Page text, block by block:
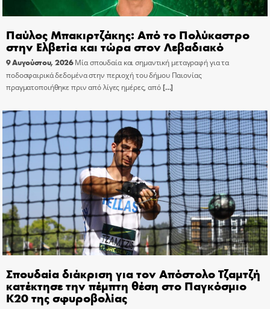
Παύλος Μπακιρτζάκης: Από το Πολύκαστρο
στην Ελβετία και τώρα στον Λεβαδιακό
9 Αυγούστου, 2026 Μία σπουδαία και σημαντική μεταγραφή για τα
ποδοσφαιρικά δεδομένα στην περιοχή του δήμου Παιονίας
πραγματοποιήθηκε πριν από λίγες ημέρες, από[…]
Σπουδαία διάκριση για τον Απόστολο Τζαμτζή
κατέκτησε την πέμπτη θέση στο Παγκόσμιο
Κ20 της σφυροβολίας